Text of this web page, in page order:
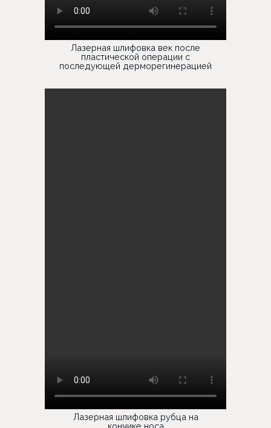
Лазерная шлифовка век после
пластической операции с
последующей дерморегинерацией
Лазерная шлифовка рубца на
кончике носа